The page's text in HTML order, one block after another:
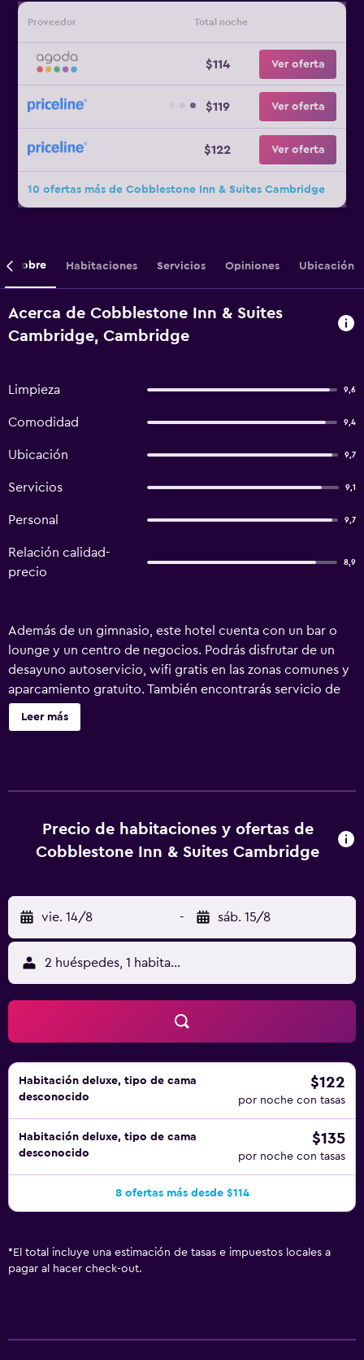
Proveedor Total noche
$114 Ver oferta
$119 Ver oferta
$122 Ver oferta
10 ofertas más de Cobblestone Inn & Suites Cambridge
Sobre Habitaciones Servicios Opiniones Ubicación
Acerca de Cobblestone Inn & Suites
Cambridge, Cambridge
Limpieza 9,6
Comodidad 9,4
Ubicación 9,7
Servicios 9,1
Personal 9,7
Relación calidad-
precio
8,9
Además de un gimnasio, este hotel cuenta con un bar o
lounge y un centro de negocios. Podrás disfrutar de un
desayuno autoservicio, wifi gratis en las zonas comunes y
aparcamiento gratuito. También encontrarás servicio de
tintorería, lavandería y servicio de recepción 24 horas.
Cobblestone Inn & Suites - Cambridge ofrece 31
pantalla plana con canales por cable. Se ofrece frigorífico
y microondas. Los huéspedes pueden navegar por la web
escritorio y teléfono; se ofrecen llamadas locales gratuitas
(pueden existir restricciones). Las habitaciones también
incluyen secador de pelo y tabla de planchar con plancha.
Se ofrece servicio de limpieza todos los días. Los servicios
de ocio y esparcimiento en este hotel incluyen gimnasio.
Leer más
Precio de habitaciones y ofertas de
Cobblestone Inn & Suites Cambridge
vie. 14/8 - sáb. 15/8
2 huéspedes, 1 habitación
Habitación deluxe, tipo de cama
desconocido
$122
por noche con tasas
Habitación deluxe, tipo de cama
desconocido
$135
por noche con tasas
8 ofertas más desde $114
* El total incluye una estimación de tasas e impuestos locales a
pagar al hacer check-out.